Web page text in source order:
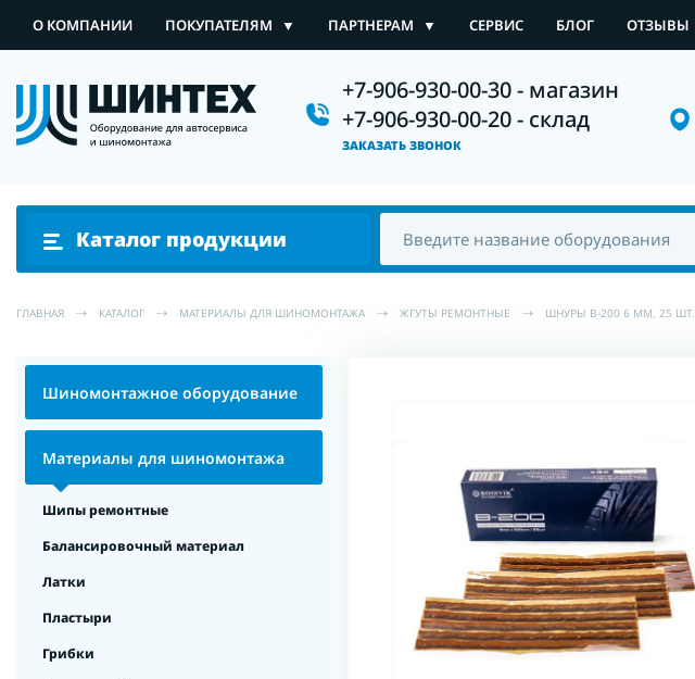
О КОМПАНИИ ПОКУПАТЕЛЯМ ▼ ПАРТНЕРАМ ▼ СЕРВИС БЛОГ ОТЗЫВЫ
Каталог продукции
+7-906-930-00-30 - магазин
+7-906-930-00-20 - склад
ЗАКАЗАТЬ ЗВОНОК
Каталог продукции
ГЛАВНАЯ КАТАЛОГ МАТЕРИАЛЫ ДЛЯ ШИНОМОНТАЖА ЖГУТЫ РЕМОНТНЫЕ ШНУРЫ В-200 6 ММ, 25 ШТ.
Шиномонтажное оборудование
Материалы для шиномонтажа
Шипы ремонтные
Балансировочный материал
Латки
Пластыри
Грибки